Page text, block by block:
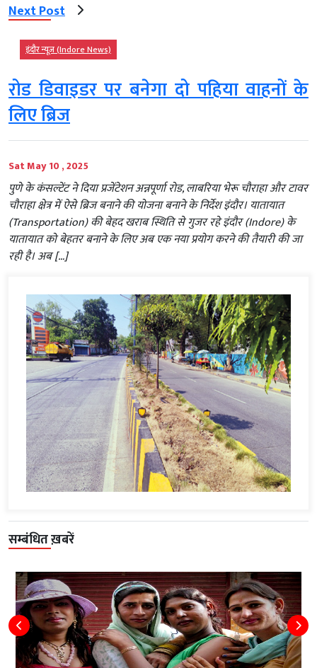
Next Post
इंदौर न्यूज़ (Indore News)
रोड डिवाइडर पर बनेगा दो पहिया वाहनों के
लिए ब्रिज
Sat May 10 , 2025
पुणे के कंसल्टेंट ने दिया प्रजेंटेशन अन्नपूर्णा रोड, लाबरिया भेरू चौराहा और टावर
चौराहा क्षेत्र में ऐसे ब्रिज बनाने की योजना बनाने के निर्देश इंदौर। यातायात
(Transportation) की बेहद खराब स्थिति से गुजर रहे इंदौर (Indore) के
यातायात को बेहतर बनाने के लिए अब एक नया प्रयोग करने की तैयारी की जा
रही है। अब […]
सम्बंधित ख़बरें